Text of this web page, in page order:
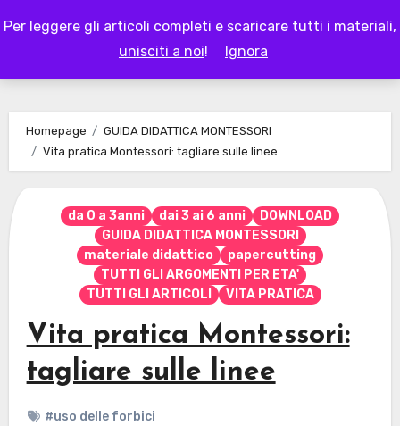
Per leggere gli articoli completi e scaricare tutti i materiali,
unisciti a noi! Ignora
to
LAPAPPADOLCE
Homepage
GUIDA DIDATTICA MONTESSORI
Vita pratica Montessori: tagliare sulle linee
da 0 a 3anni dai 3 ai 6 anni
DOWNLOAD
GUIDA DIDATTICA MONTESSORI
materiale didattico
papercutting
TUTTI GLI ARGOMENTI PER ETA'
TUTTI GLI ARTICOLI
VITA PRATICA
Vita pratica Montessori:
tagliare sulle linee
#uso delle forbici